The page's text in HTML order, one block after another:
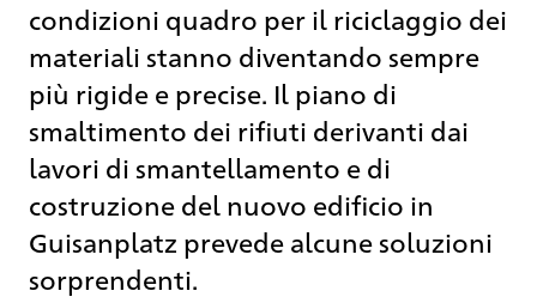
condizioni quadro per il riciclaggio dei
materiali stanno diventando sempre
più rigide e precise. Il piano di
smaltimento dei rifiuti derivanti dai
lavori di smantellamento e di
costruzione del nuovo edificio in
Guisanplatz prevede alcune soluzioni
sorprendenti.